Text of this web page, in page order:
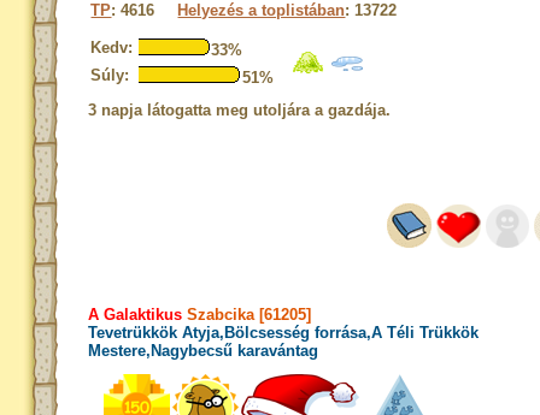
TP: 4616 Helyezés a toplistában: 13722
Kedv:
33%
Súly:
51%
3 napja látogatta meg utoljára a gazdája.
A Galaktikus Szabcika [61205]
Tevetrükkök Atyja,Bölcsesség forrása,A Téli Trükkök
Mestere,Nagybecsű karavántag